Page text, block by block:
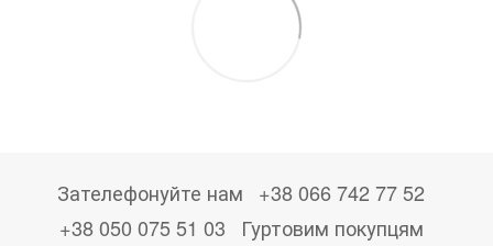
Зателефонуйте нам
+38 066 742 77 52
+38 050 075 51 03
Гуртовим покупцям